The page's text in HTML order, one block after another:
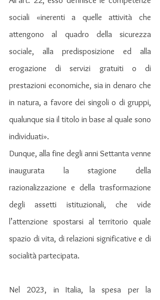
sociali «inerenti a quelle attività che
attengono al quadro della sicurezza
sociale, alla predisposizione ed alla
erogazione di servizi gratuiti o di
prestazioni economiche, sia in denaro che
in natura, a favore dei singoli o di gruppi,
qualunque sia il titolo in base al quale sono
individuati».
Dunque, alla fine degli anni Settanta venne
inaugurata la stagione della
razionalizzazione e della trasformazione
degli assetti istituzionali, che vide
l’attenzione spostarsi al territorio quale
spazio di vita, di relazioni significative e di
socialità partecipata.
Nel 2023, in Italia, la spesa per la